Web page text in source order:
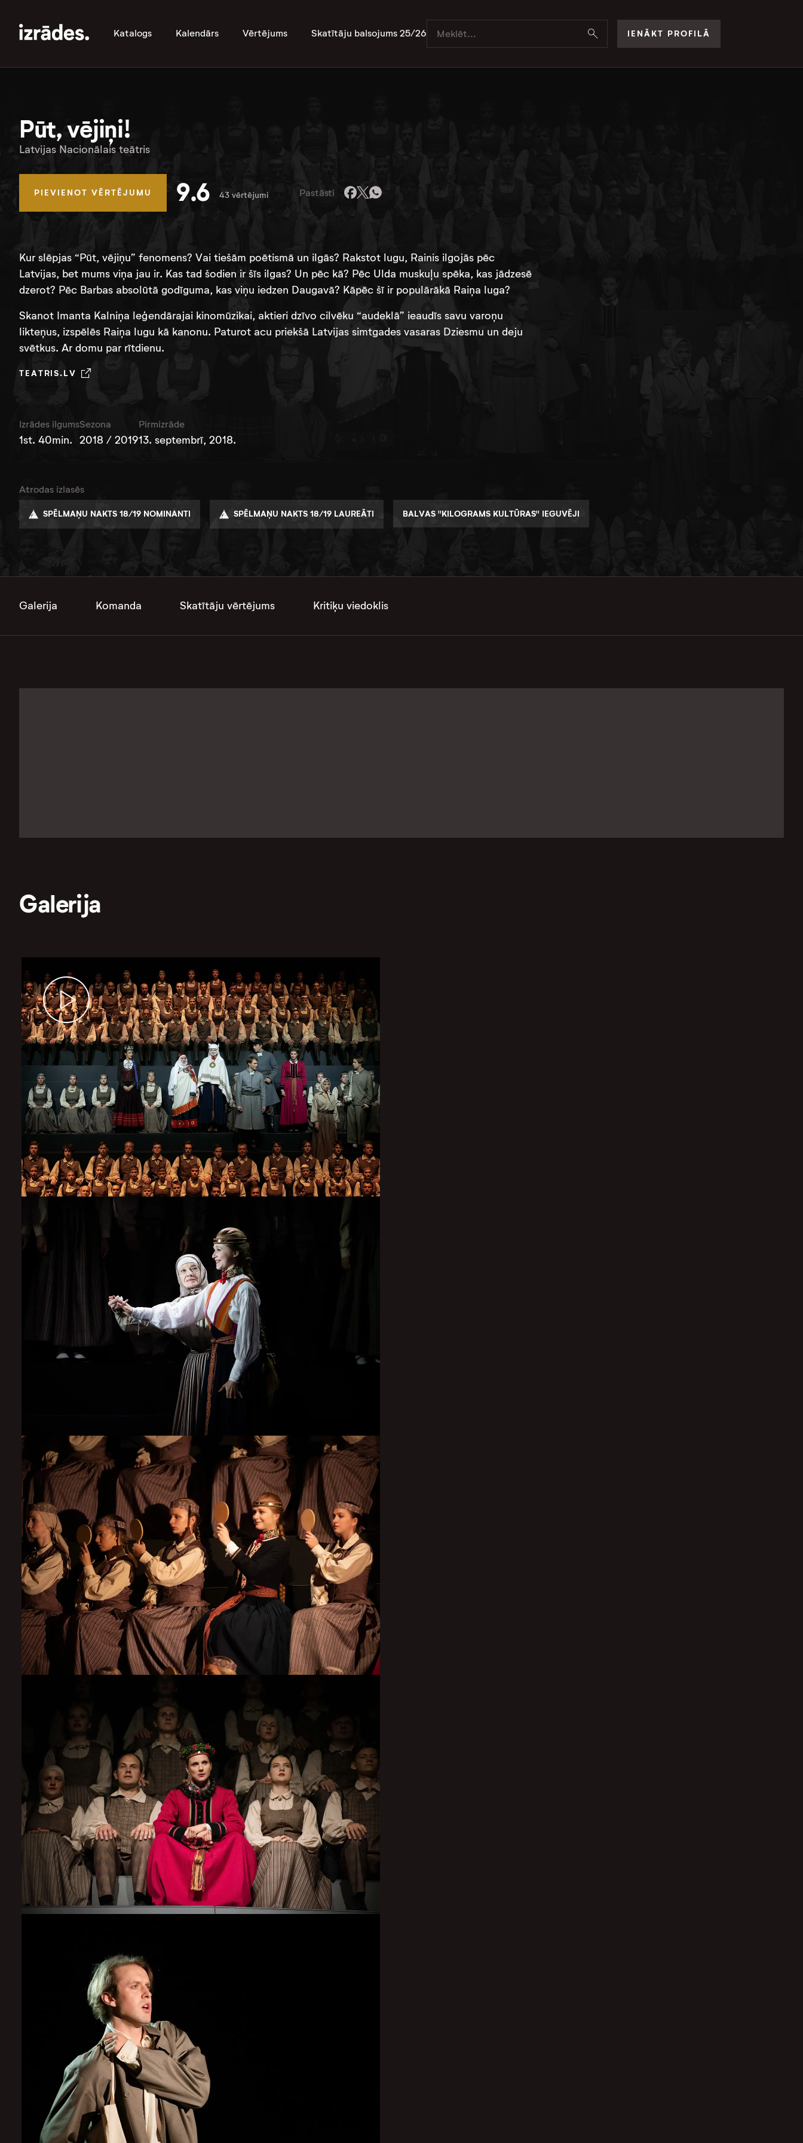
Katalogs Kalendārs Vērtējums Skatītāju balsojums 25/26 IENĀKT PROFILĀ
Pūt, vējiņi!
Latvijas Nacionālais teātris
PIEVIENOT VĒRTĒJUMU 9.6 43 vērtējumi Pastāsti
Kur slēpjas “Pūt, vējiņu” fenomens? Vai tiešām poētismā un ilgās? Rakstot lugu, Rainis ilgojās pēc
Latvijas, bet mums viņa jau ir. Kas tad šodien ir šīs ilgas? Un pēc kā? Pēc Ulda muskuļu spēka, kas jādzesē
dzerot? Pēc Barbas absolūtā godīguma, kas viņu iedzen Daugavā? Kāpēc šī ir populārākā Raiņa luga?
Skanot Imanta Kalniņa leģendārajai kinomūzikai, aktieri dzīvo cilvēku “audeklā” ieaudīs savu varoņu
likteņus, izspēlēs Raiņa lugu kā kanonu. Paturot acu priekšā Latvijas simtgades vasaras Dziesmu un deju
svētkus. Ar domu par rītdienu.
TEATRIS.LV
Izrādes ilgums
1st. 40min.
Sezona
2018 / 2019
Pirmizrāde
13. septembrī, 2018.
Atrodas izlasēs
SPĒLMAŅU NAKTS 18/19 NOMINANTI SPĒLMAŅU NAKTS 18/19 LAUREĀTI BALVAS "KILOGRAMS KULTŪRAS" IEGUVĒJI
Galerija Komanda Skatītāju vērtējums Kritiķu viedoklis
Galerija